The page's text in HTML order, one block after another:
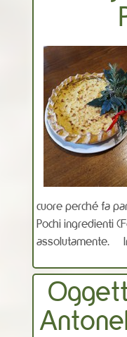
cuore perché fa
Pochi ingredienti
assolutamente.